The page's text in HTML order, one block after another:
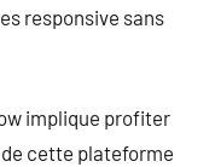
responsive sans
implique profiter
cette plateforme